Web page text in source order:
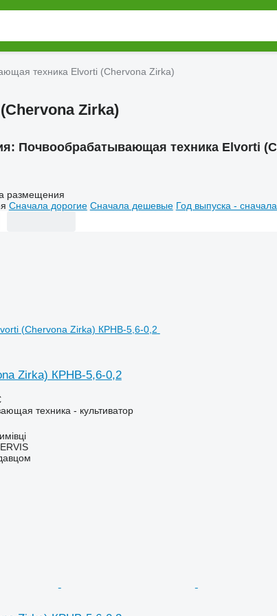
техника Elvorti (Chervona Zirka)
Zirka)
Почвообрабатывающая техника Elvorti
размещения
Сначала дорогие Сначала дешевые Год выпуска -
Zirka) КРНВ-5,6-0,2
техника - культиватор